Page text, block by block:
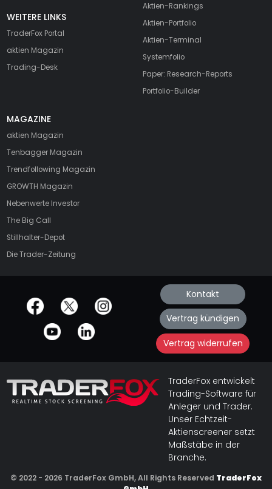
WEITERE LINKS
TraderFox Portal
aktien Magazin
Trading-Desk
Aktien-Rankings
Aktien-Portfolio
Aktien-Terminal
Systemfolio
Paper: Research-Reports
Portfolio-Builder
MAGAZINE
aktien Magazin
Tenbagger Magazin
Trendfollowing Magazin
GROWTH Magazin
Nebenwerte Investor
The Big Call
Stillhalter-Depot
Die Trader-Zeitung
offizielle Social Media-Accounts Kontakt
Vertrag kündigen
Vertrag widerrufen
TraderFox entwickelt
Trading-Software für
Anleger und Trader.
Unser Echtzeit-
Aktienscreener setzt
Maßstäbe in der
Branche.
© 2022 - 2026 TraderFox GmbH, All Rights Reserved TraderFox